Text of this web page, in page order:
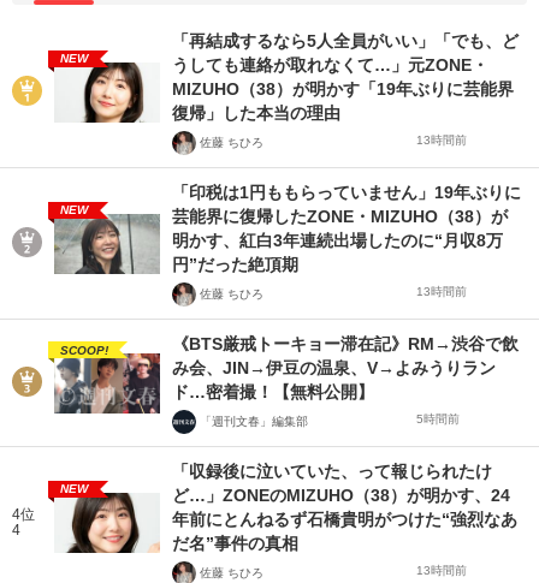
NEW
「再結成するなら5人全員がいい」「でも、ど
うしても連絡が取れなくて…」元ZONE・
MIZUHO（38）が明かす「19年ぶりに芸能界
復帰」した本当の理由
佐藤 ちひろ 13時間前
NEW
「印税は1円ももらっていません」19年ぶりに
芸能界に復帰したZONE・MIZUHO（38）が
明かす、紅白3年連続出場したのに“月収8万
円”だった絶頂期
佐藤 ちひろ 13時間前
SCOOP!
《BTS厳戒トーキョー滞在記》RM→渋谷で飲
み会、JIN→伊豆の温泉、V→よみうりラン
ド…密着撮！【無料公開】
「週刊文春」編集部 5時間前
4位
4
NEW
「収録後に泣いていた、って報じられたけ
ど…」ZONEのMIZUHO（38）が明かす、24
年前にとんねるず石橋貴明がつけた“強烈なあ
だ名”事件の真相
佐藤 ちひろ 13時間前